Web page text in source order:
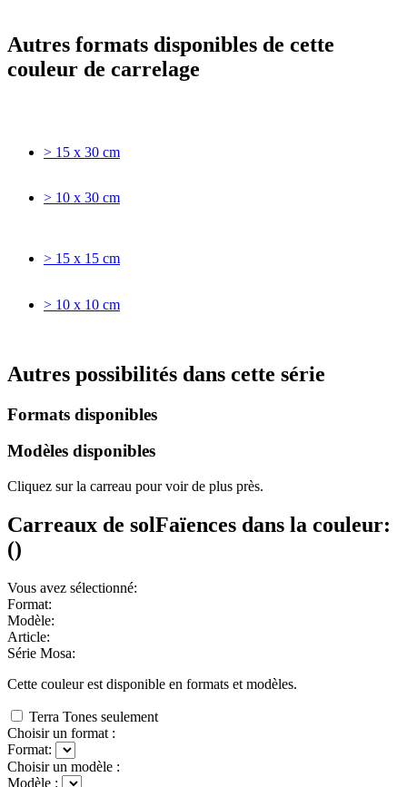
Autres formats disponibles de cette
couleur de carrelage
> 15 x 30 cm
> 10 x 30 cm
> 15 x 15 cm
> 10 x 10 cm
Autres possibilités dans cette série
Formats disponibles
Modèles disponibles
Cliquez sur la carreau pour voir de plus près.
Carreaux de solFaïences dans la couleur:
()
Vous avez sélectionné:
Format:
Modèle:
Article:
Série Mosa:
Cette couleur est disponible en formats et modèles.
Terra Tones seulement
Choisir un format :
Format:
Choisir un modèle :
Modèle :